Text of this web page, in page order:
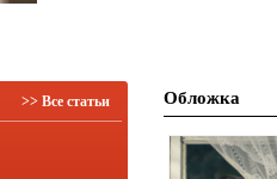
>> Все статьи Обложка